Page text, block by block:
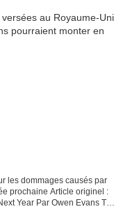
les dommages causés par
prochaine Article originel :
Year Par Owen Evans The